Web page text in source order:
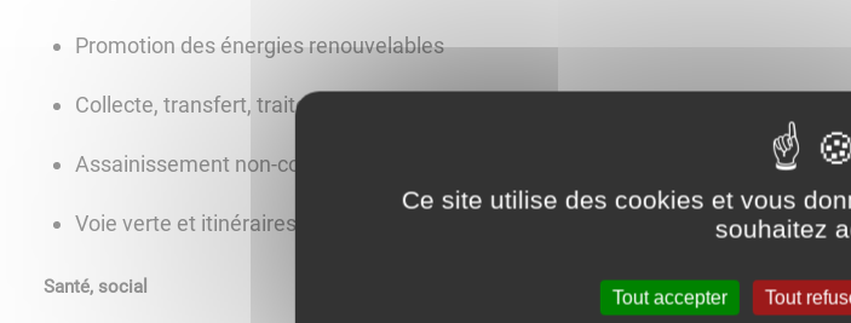
Promotion des énergies renouvelables
Collecte, transfert, traitement et valorisation des déchets
Assainissement non-collectif (SPANC)
Voie verte et itinéraires cyclables
Santé, social
Ce site utilise des cookies et vous
souhaitez
Tout accepter Tout